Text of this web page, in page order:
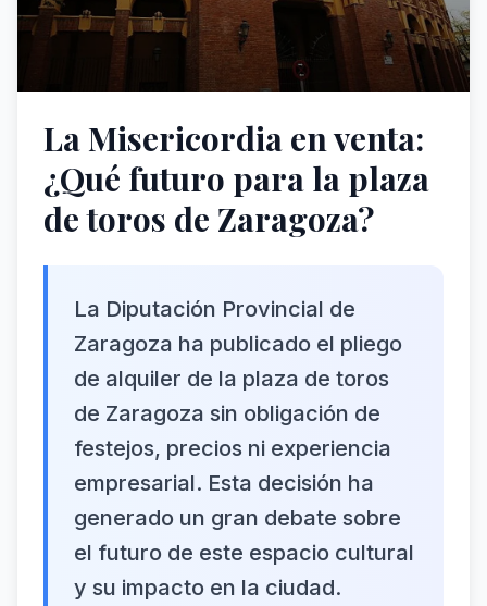
La Misericordia en venta:
¿Qué futuro para la plaza
de toros de Zaragoza?
La Diputación Provincial de
Zaragoza ha publicado el pliego
de alquiler de la plaza de toros
de Zaragoza sin obligación de
festejos, precios ni experiencia
empresarial. Esta decisión ha
generado un gran debate sobre
el futuro de este espacio cultural
y su impacto en la ciudad.